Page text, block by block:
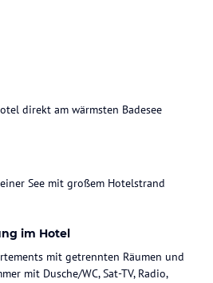
direkt am wärmsten Badesee
See mit großem Hotelstrand
im Hotel
mit getrennten Räumen und
mit Dusche/WC, Sat-TV, Radio,